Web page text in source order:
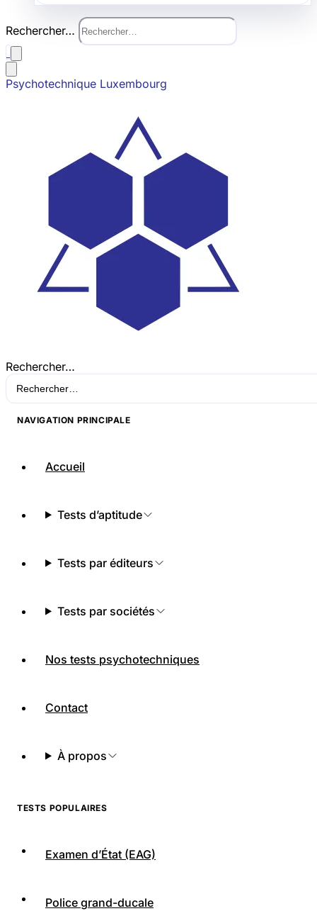
Rechercher…
Psychotechnique Luxembourg
Rechercher…
NAVIGATION PRINCIPALE
Accueil
Tests d’aptitude
Tests par éditeurs
Tests par sociétés
Nos tests psychotechniques
Contact
À propos
TESTS POPULAIRES
Examen d’État (EAG)
Police grand-ducale